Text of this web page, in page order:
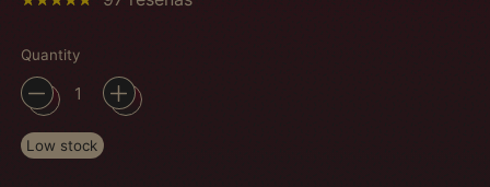
Quantity
Low stock